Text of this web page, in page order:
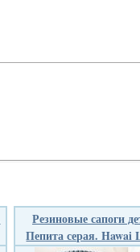
Резиновые сапоги
Пепита серая.